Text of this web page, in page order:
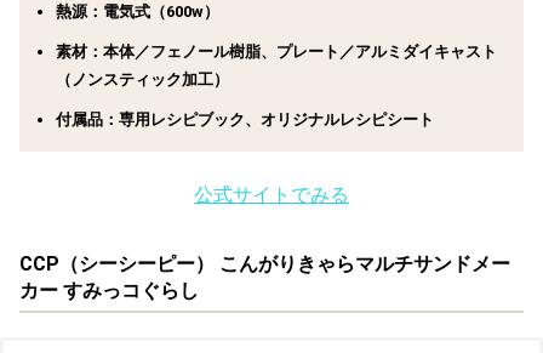
熱源：電気式（600w）
素材：本体／フェノール樹脂、プレート／アルミダイキャスト
（ノンスティック加工）
付属品：専用レシピブック、オリジナルレシピシート
公式サイトでみる
CCP（シーシーピー） こんがりきゃらマルチサンドメー
カー すみっコぐらし